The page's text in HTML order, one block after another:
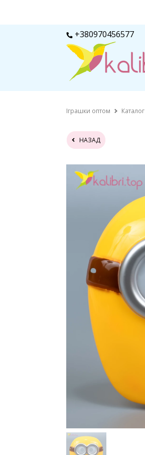
+380970456577
Іграшки оптом Каталог
НАЗАД